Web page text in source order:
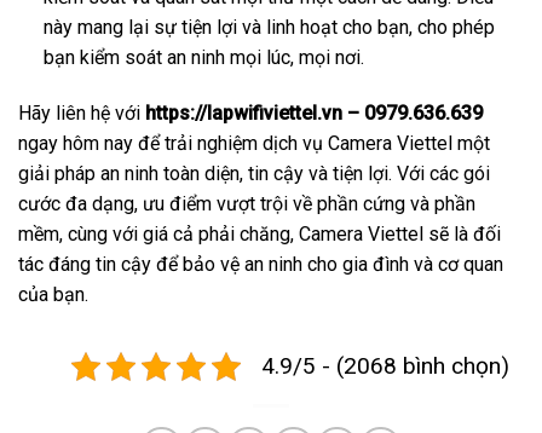
này mang lại sự tiện lợi và linh hoạt cho bạn, cho phép
bạn kiểm soát an ninh mọi lúc, mọi nơi.
Hãy liên hệ với https://lapwifiviettel.vn – 0979.636.639
ngay hôm nay để trải nghiệm dịch vụ Camera Viettel một
giải pháp an ninh toàn diện, tin cậy và tiện lợi. Với các gói
cước đa dạng, ưu điểm vượt trội về phần cứng và phần
mềm, cùng với giá cả phải chăng, Camera Viettel sẽ là đối
tác đáng tin cậy để bảo vệ an ninh cho gia đình và cơ quan
của bạn.
4.9/5 - (2068 bình chọn)